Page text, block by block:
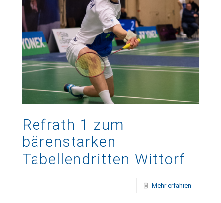
Refrath 1 zum
bärenstarken
Tabellendritten Wittorf
Mehr erfahren